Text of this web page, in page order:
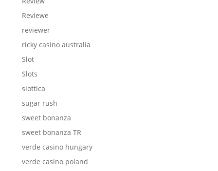
Reviewe
reviewer
ricky casino australia
Slot
Slots
slottica
sugar rush
sweet bonanza
sweet bonanza TR
verde casino hungary
verde casino poland